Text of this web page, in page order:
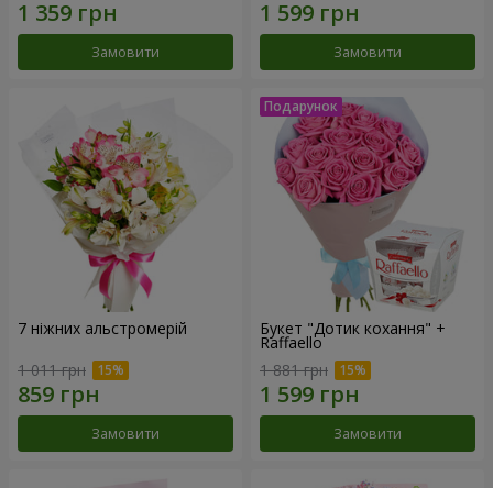
Замовити Замовити
7 ніжних альстромерій
1 011 грн
Замовити
Букет "Дотик кохання" +
Raffaello
1 881 грн
Замовити